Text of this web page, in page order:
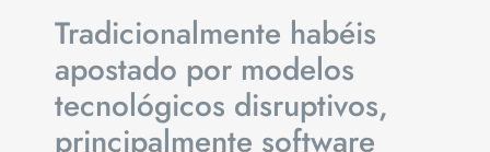
Tradicionalmente habéis
apostado por modelos
tecnológicos disruptivos,
principalmente software